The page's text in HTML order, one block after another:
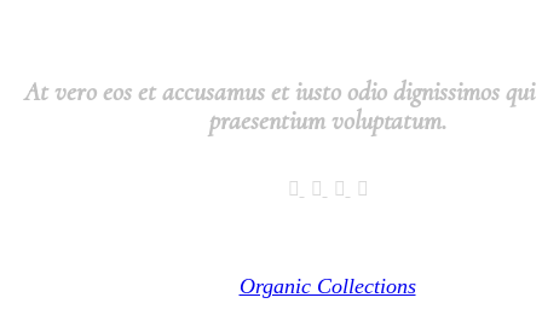
At vero eos et accusamus et iusto odio dignissimos
praesentium voluptatum.
Organic Collections